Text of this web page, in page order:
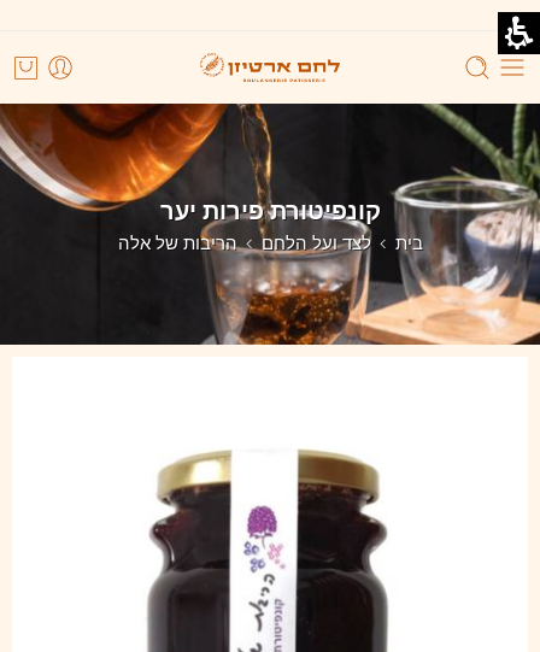
קונפיטורת פירות יער
בית לצד ועל הלחם הריבות של אלה